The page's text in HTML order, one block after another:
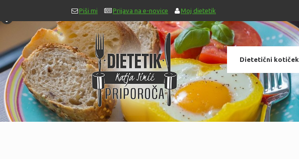
Piši mi Prijava na e-novice Moj dietetik
Dietetični kotiček